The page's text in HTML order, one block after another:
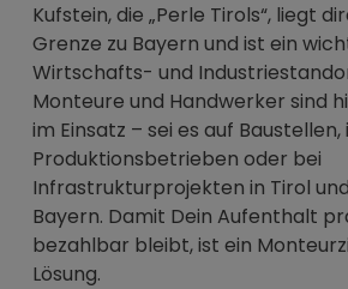
Kufstein, die „Perle Tirols“, liegt
Grenze zu Bayern und ist ein
Wirtschafts- und
Monteure und Handwerker sind
im Einsatz – sei es auf Baustellen,
Produktionsbetrieben oder bei
Infrastrukturprojekten in Tirol
Bayern. Damit Dein Aufenthalt
bezahlbar bleibt, ist ein
Lösung.